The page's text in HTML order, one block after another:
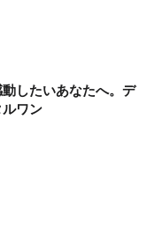
したいあなたへ。デ
ワン